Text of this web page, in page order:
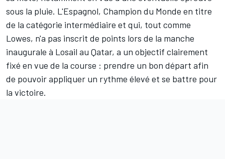
sous la pluie. L'Espagnol, Champion du Monde en titre
de la catégorie intermédiaire et qui, tout comme
Lowes, n'a pas inscrit de points lors de la manche
inaugurale à Losail au Qatar, a un objectif clairement
fixé en vue de la course : prendre un bon départ afin
de pouvoir appliquer un rythme élevé et se battre pour
la victoire.